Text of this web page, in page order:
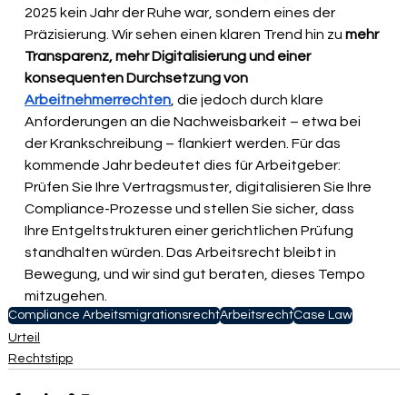
2025 kein Jahr der Ruhe war, sondern eines der
Präzisierung. Wir sehen einen klaren Trend hin zu mehr
Transparenz, mehr Digitalisierung und einer
konsequenten Durchsetzung von
Arbeitnehmerrechten , die jedoch durch klare
Anforderungen an die Nachweisbarkeit – etwa bei
der Krankschreibung – flankiert werden. Für das
kommende Jahr bedeutet dies für Arbeitgeber:
Prüfen Sie Ihre Vertragsmuster, digitalisieren Sie Ihre
Compliance-Prozesse und stellen Sie sicher, dass
Ihre Entgeltstrukturen einer gerichtlichen Prüfung
standhalten würden. Das Arbeitsrecht bleibt in
Bewegung, und wir sind gut beraten, dieses Tempo
mitzugehen.
Compliance ArbeitsmigrationsrechtArbeitsrechtCase Law
Urteil
Rechtstipp